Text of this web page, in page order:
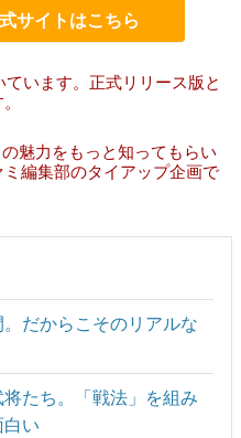
サイトはこちら
います。正式リリース版と
魅力をもっと知ってもらい
編集部のタイアップ企画で
だからこそのリアルな
たち。「戦法」を組み
い